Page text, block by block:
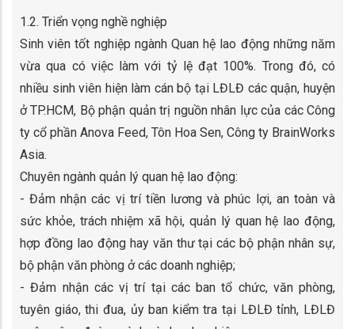
1.2. Triển vọng nghề nghiệp
Sinh viên tốt nghiệp ngành Quan hệ lao động những năm
vừa qua có việc làm với tỷ lệ đạt 100%. Trong đó, có
nhiều sinh viên hiện làm cán bộ tại LĐLĐ các quận, huyện
ở TP.HCM, Bộ phận quản trị nguồn nhân lực của các Công
ty cổ phần Anova Feed, Tôn Hoa Sen, Công ty BrainWorks
Asia.
Chuyên ngành quản lý quan hệ lao động:
- Đảm nhận các vị trí tiền lương và phúc lợi, an toàn và
sức khỏe, trách nhiệm xã hội, quản lý quan hệ lao động,
hợp đồng lao động hay văn thư tại các bộ phận nhân sự,
bộ phận văn phòng ở các doanh nghiệp;
- Đảm nhận các vị trí tại các ban tổ chức, văn phòng,
tuyên giáo, thi đua, ủy ban kiểm tra tại LĐLĐ tỉnh, LĐLĐ